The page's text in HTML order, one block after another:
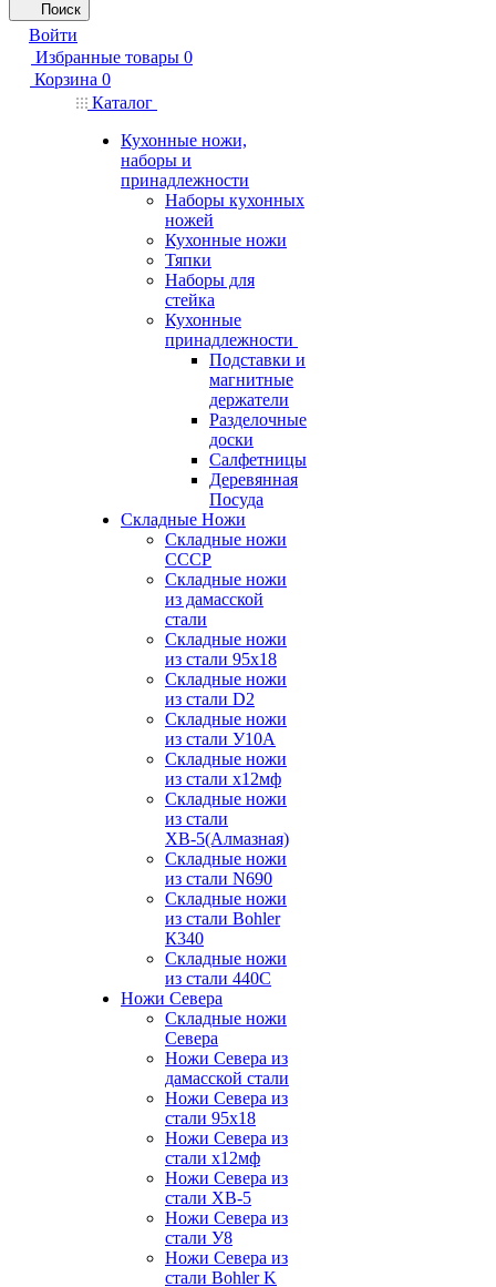
Поиск
Войти
Избранные товары 0
Корзина 0
Каталог
Кухонные ножи,
наборы и
принадлежности
Наборы кухонных
ножей
Кухонные ножи
Тяпки
Наборы для
стейка
Кухонные
принадлежности
Подставки и
магнитные
держатели
Разделочные
доски
Салфетницы
Деревянная
Посуда
Складные Ножи
Cкладные ножи
СССР
Складные ножи
из дамасской
стали
Складные ножи
из стали 95х18
Складные ножи
из стали D2
Складные ножи
из стали У10А
Складные ножи
из стали х12мф
Складные ножи
из стали
ХВ-5(Алмазная)
Складные ножи
из стали N690
Складные ножи
из стали Bohler
К340
Складные ножи
из стали 440С
Ножи Севера
Складные ножи
Севера
Ножи Севера из
дамасской стали
Ножи Севера из
стали 95х18
Ножи Севера из
стали х12мф
Ножи Севера из
стали ХВ-5
Ножи Севера из
стали У8
Ножи Севера из
стали Bohler K